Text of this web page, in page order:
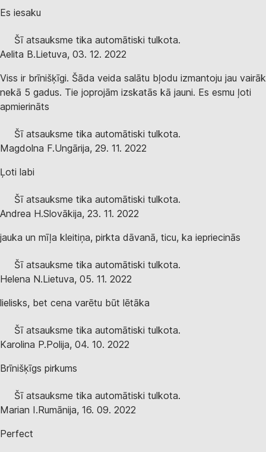
Es iesaku
Šī atsauksme tika automātiski tulkota.
Aelita B.Lietuva, 03. 12. 2022
Viss ir brīnišķīgi. Šāda veida salātu bļodu izmantoju jau vairāk
nekā 5 gadus. Tie joprojām izskatās kā jauni. Es esmu ļoti
apmierināts
Šī atsauksme tika automātiski tulkota.
Magdolna F.Ungārija, 29. 11. 2022
Ļoti labi
Šī atsauksme tika automātiski tulkota.
Andrea H.Slovākija, 23. 11. 2022
jauka un mīļa kleitiņa, pirkta dāvanā, ticu, ka iepriecinās
Šī atsauksme tika automātiski tulkota.
Helena N.Lietuva, 05. 11. 2022
lielisks, bet cena varētu būt lētāka
Šī atsauksme tika automātiski tulkota.
Karolina P.Polija, 04. 10. 2022
Brīnišķīgs pirkums
Šī atsauksme tika automātiski tulkota.
Marian I.Rumānija, 16. 09. 2022
Perfect